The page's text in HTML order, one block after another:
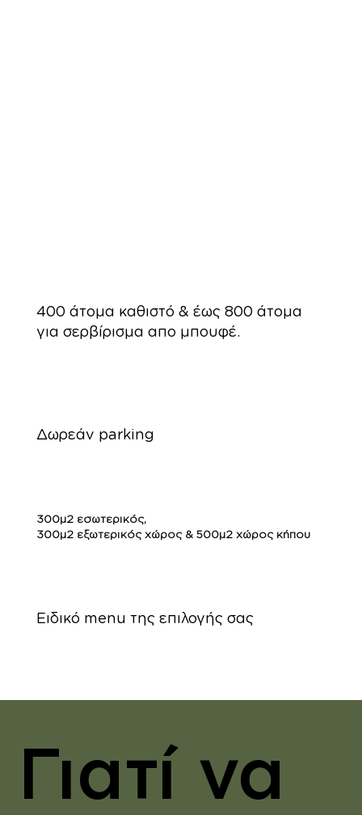
400 άτομα καθιστό & έως 800 άτομα
για σερβίρισμα απο μπουφέ.
Δωρεάν parking
Ειδικό menu της επιλογής σας
300μ2 εσωτερικός,
300μ2 εξωτερικός χώρος & 500μ2 χώρος κήπου
Γιατί να